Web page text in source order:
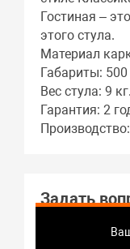
Гостиная –
этого стула.
Материал
Габариты:
Вес стула: 9 кг.
Гарантия: 2
Задать